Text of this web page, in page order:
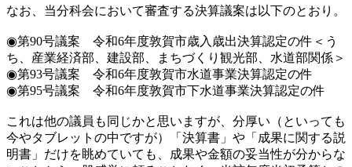
なお、当分科会において審査する決算議案は以下のとおり。
◉第90号議案 令和6年度敦賀市歳入歳出決算認定の件＜う
ち、産業経済部、建設部、まちづくり観光部、水道部関係＞
◉第93号議案 令和6年度敦賀市水道事業決算認定の件
◉第95号議案 令和6年度敦賀市下水道事業決算認定の件
これは他の議員も同じかと思いますが、分厚い（といっても
今やタブレットの中ですが）「決算書」や「成果に関する説
明書」だけを眺めていても、成果や金額の妥当性が分からな